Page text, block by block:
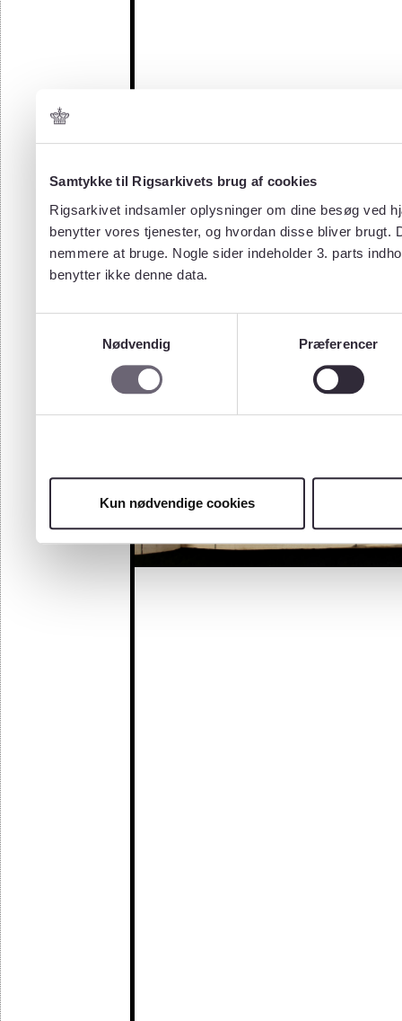
Samtykke til Rigsarkivets brug af cookies
Rigsarkivet indsamler oplysninger om dine besøg ved
benytter vores tjenester, og hvordan disse bliver
nemmere at bruge. Nogle sider indeholder 3. parts
benytter ikke denne data.
Nødvendig
Præferencer
Kun nødvendige cookies